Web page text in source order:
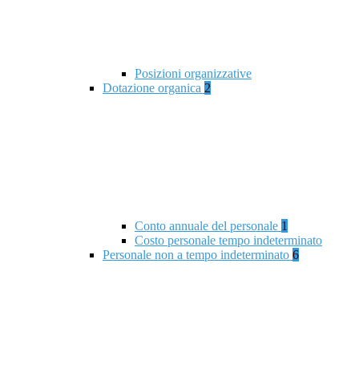
Posizioni organizzative
Dotazione organica 2
Conto annuale del personale 1
Costo personale tempo indeterminato
Personale non a tempo indeterminato 6